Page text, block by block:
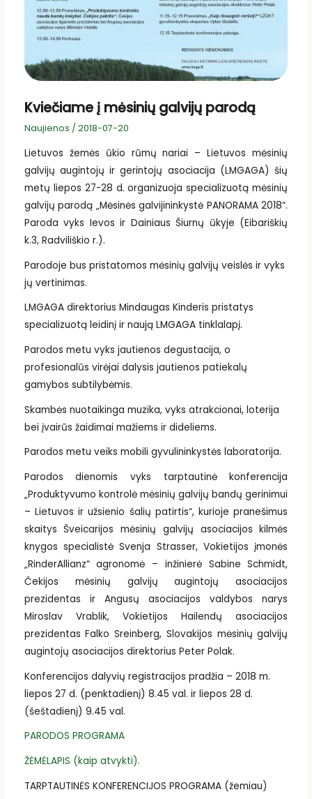
Kviečiame į mėsinių galvijų parodą
Naujienos / 2018-07-20
Lietuvos žemės ūkio rūmų nariai – Lietuvos mėsinių
galvijų augintojų ir gerintojų asociacija (LMGAGA) šių
metų liepos 27-28 d. organizuoja specializuotą mėsinių
galvijų parodą „Mėsinės galvijininkystė PANORAMA 2018“.
Paroda vyks Ievos ir Dainiaus Šiurnų ūkyje (Eibariškių
k.3, Radviliškio r.).
Parodoje bus pristatomos mėsinių galvijų veislės ir vyks
jų vertinimas.
LMGAGA direktorius Mindaugas Kinderis pristatys
specializuotą leidinį ir naują LMGAGA tinklalapį.
Parodos metu vyks jautienos degustacija, o
profesionalūs virėjai dalysis jautienos patiekalų
gamybos subtilybėmis.
Skambės nuotaikinga muzika, vyks atrakcionai, loterija
bei įvairūs žaidimai mažiems ir dideliems.
Parodos metu veiks mobili gyvulininkystės laboratorija.
Parodos dienomis vyks tarptautinė konferencija
„Produktyvumo kontrolė mėsinių galvijų bandų gerinimui
– Lietuvos ir užsienio šalių patirtis“, kurioje pranešimus
skaitys Šveicarijos mėsinių galvijų asociacijos kilmės
knygos specialistė Svenja Strasser, Vokietijos įmonės
„RinderAllianz“ agronomė – inžinierė Sabine Schmidt,
Čekijos mėsinių galvijų augintojų asociacijos
prezidentas ir Angusų asociacijos valdybos narys
Miroslav Vrablik, Vokietijos Hailendų asociacijos
prezidentas Falko Sreinberg, Slovakijos mėsinių galvijų
augintojų asociacijos direktorius Peter Polak.
Konferencijos dalyvių registracijos pradžia – 2018 m.
liepos 27 d. (penktadienį) 8.45 val. ir liepos 28 d.
(šeštadienį) 9.45 val.
PARODOS PROGRAMA
ŽĖMĖLAPIS (kaip atvykti).
TARPTAUTINĖS KONFERENCIJOS PROGRAMA (žemiau)